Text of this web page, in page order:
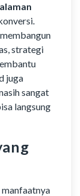
strategi
juga
sangat
langsung